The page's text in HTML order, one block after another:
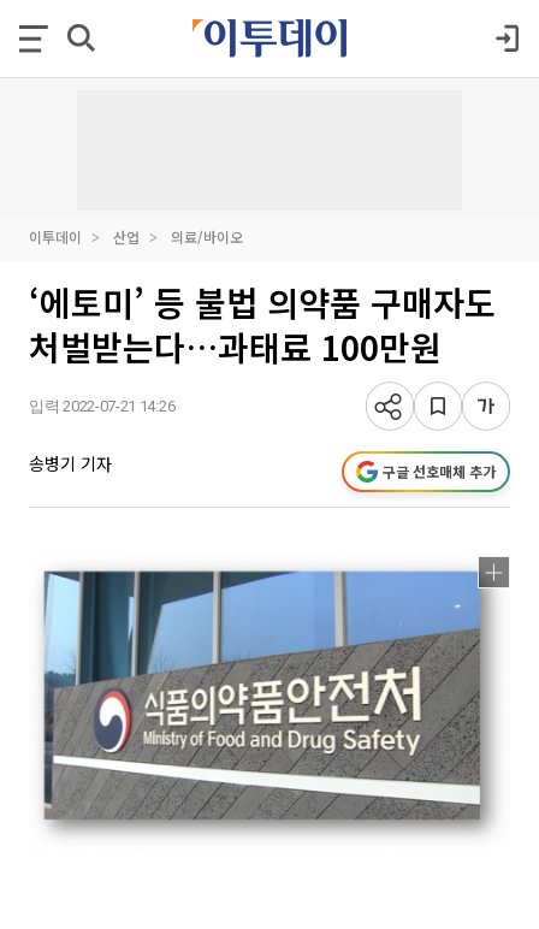
이투데이 산업 의료/바이오
‘에토미’ 등 불법 의약품 구매자도
처벌받는다…과태료 100만원
입력 2022-07-21 14:26
송병기 기자 구글 선호매체 추가